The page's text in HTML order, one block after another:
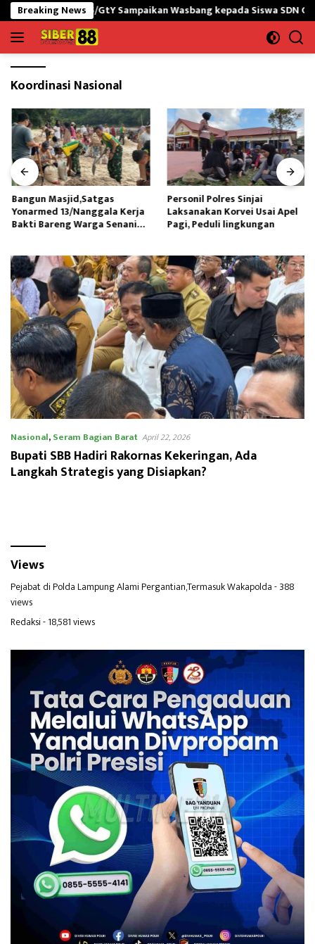
Langsung
ke
konten
Breaking News
645/GtY Sampaikan Wasbang kepada Siswa SDN Gunung Susu
Koordinasi Nasional
Bangun Masjid,Satgas
Yonarmed 13/Nanggala Kerja
Bakti Bareng Warga Senaning
Personil Polres Sinjai
Laksanakan Korvei Usai Apel
Pagi, Peduli lingkungan
Nasional,Seram Bagian Barat April 22, 2026
Bupati SBB Hadiri Rakornas Kekeringan, Ada
Langkah Strategis yang Disiapkan?
Views
Pejabat di Polda Lampung Alami Pergantian,Termasuk Wakapolda- 388
views
Redaksi- 18,581 views